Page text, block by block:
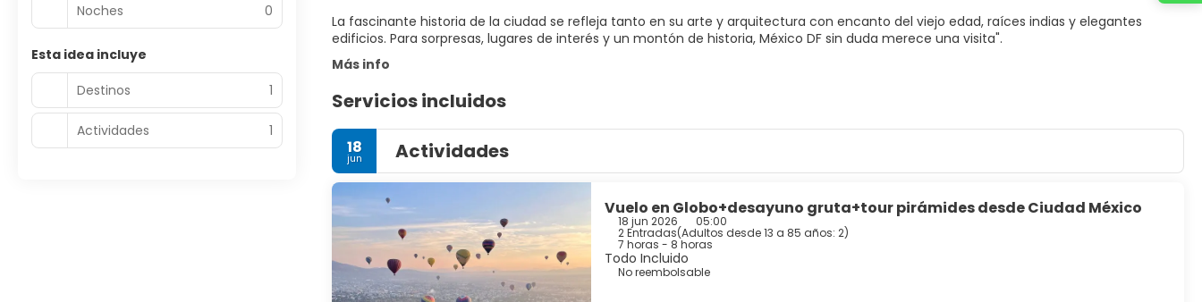
La fascinante historia de la ciudad se refleja tanto en su arte y arquitectura con encanto del viejo edad, raíces indias y elegantes
Más info
Servicios incluidos
18
jun Actividades
Vuelo en Globo+desayuno gruta+tour pirámides desde Ciudad México
18 jun 2026 05:00
2 Entradas(Adultos desde 13 a 85 años: 2)
7 horas - 8 horas
Todo Incluido
No reembolsable
Noches 0
Esta idea incluye
Destinos
1
Actividades 1